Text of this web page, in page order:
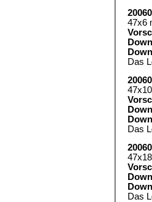
47x6
Das
Das
Das